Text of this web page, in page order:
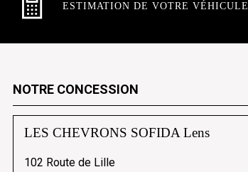
ESTIMATION DE VOTRE VÉHICULE
NOTRE CONCESSION
LES CHEVRONS SOFIDA Lens
102 Route de Lille